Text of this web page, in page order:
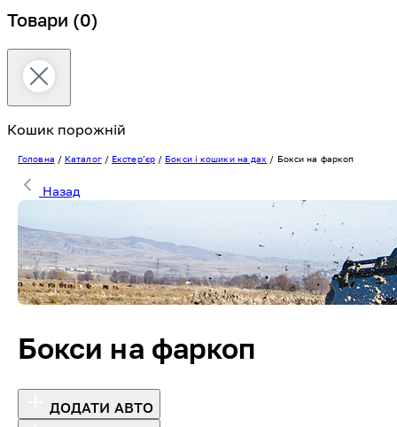
Товари (0)
Кошик порожній
Головна / Каталог/ Екстерʼєр/ Бокси і кошики на дах / Бокси на фаркоп
Назад
Бокси на фаркоп
ДОДАТИ АВТО